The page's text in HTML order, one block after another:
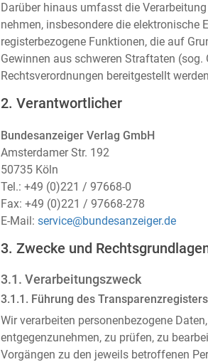
Darüber hinaus umfasst die
nehmen, insbesondere die
registerbezogene Funktionen, die auf
Gewinnen aus schweren Straftaten (sog.
Rechtsverordnungen bereitgestellt
2. Verantwortlicher
Bundesanzeiger Verlag GmbH
Amsterdamer Str. 192
50735 Köln
Tel.: +49 (0)221 / 97668-0
Fax: +49 (0)221 / 97668-278
E-Mail: service@bundesanzeiger.de
3. Zwecke und
3.1. Verarbeitungszweck
3.1.1. Führung des
Wir verarbeiten personenbezogene
entgegenzunehmen, zu prüfen, zu
Vorgängen zu den jeweils betroffenen